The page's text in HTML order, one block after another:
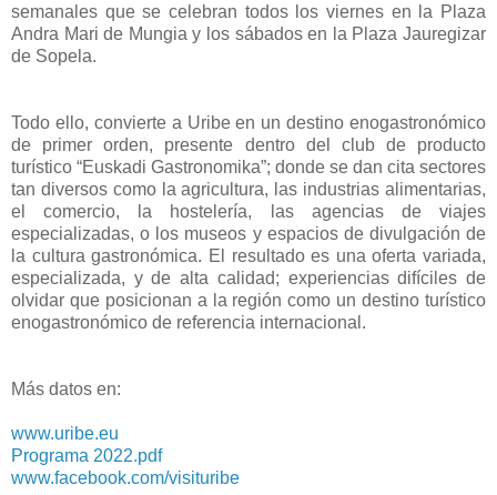
semanales que se celebran todos los viernes en la Plaza
Andra Mari de Mungia y los sábados en la Plaza Jauregizar
de Sopela.
Todo ello, convierte a Uribe en un destino enogastronómico
de primer orden, presente dentro del club de producto
turístico “Euskadi Gastronomika”; donde se dan cita sectores
tan diversos como la agricultura, las industrias alimentarias,
el comercio, la hostelería, las agencias de viajes
especializadas, o los museos y espacios de divulgación de
la cultura gastronómica. El resultado es una oferta variada,
especializada, y de alta calidad; experiencias difíciles de
olvidar que posicionan a la región como un destino turístico
enogastronómico de referencia internacional.
Más datos en:
www.uribe.eu
Programa 2022.pdf
www.facebook.com/visituribe